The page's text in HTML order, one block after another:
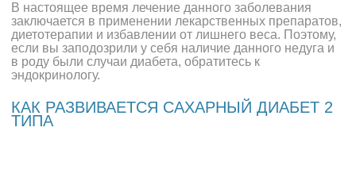
В настоящее время лечение данного заболевания
заключается в применении лекарственных препаратов,
диетотерапии и избавлении от лишнего веса. Поэтому,
если вы заподозрили у себя наличие данного недуга и
в роду были случаи диабета, обратитесь к
эндокринологу.
КАК РАЗВИВАЕТСЯ САХАРНЫЙ ДИАБЕТ 2
ТИПА